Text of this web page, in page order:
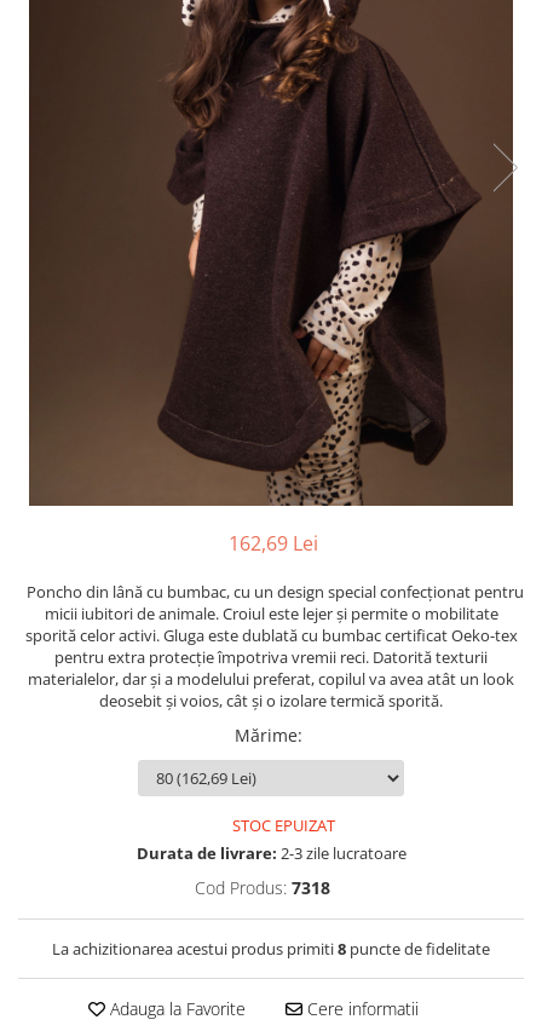
162,69 Lei
Poncho din lână cu bumbac, cu un design special confecționat pentru
micii iubitori de animale. Croiul este lejer și permite o mobilitate
sporită celor activi. Gluga este dublată cu bumbac certificat Oeko-tex
pentru extra protecție împotriva vremii reci. Datorită texturii
materialelor, dar și a modelului preferat, copilul va avea atât un look
deosebit și voios, cât și o izolare termică sporită.
Mărime:
STOC EPUIZAT
Durata de livrare: 2-3 zile lucratoare
Cod Produs: 7318
La achizitionarea acestui produs primiti8 puncte de fidelitate
Adauga la Favorite Cere informatii